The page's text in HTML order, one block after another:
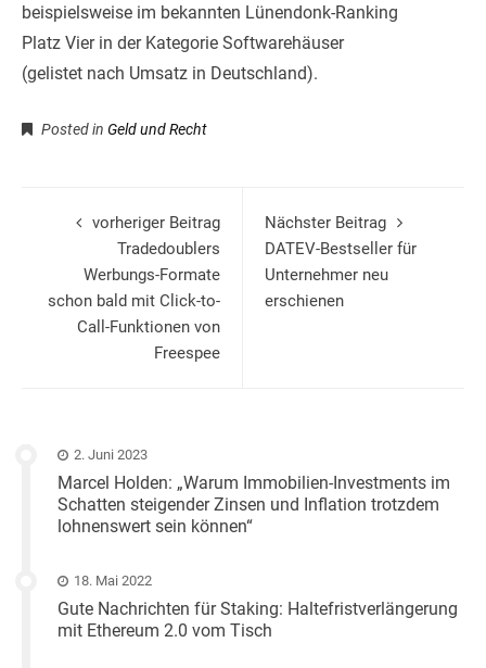
beispielsweise im bekannten Lünendonk-Ranking
Platz Vier in der Kategorie Softwarehäuser
(gelistet nach Umsatz in Deutschland).
Posted in Geld und Recht
vorheriger Beitrag
Tradedoublers
Werbungs-Formate
schon bald mit Click-to-
Call-Funktionen von
Freespee
Nächster Beitrag
DATEV-Bestseller für
Unternehmer neu
erschienen
2. Juni 2023
Marcel Holden: „Warum Immobilien-Investments im
Schatten steigender Zinsen und Inflation trotzdem
lohnenswert sein können“
18. Mai 2022
Gute Nachrichten für Staking: Haltefristverlängerung
mit Ethereum 2.0 vom Tisch